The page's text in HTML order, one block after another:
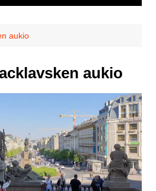
aukio
aukio